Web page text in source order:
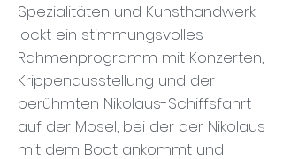
Spezialitäten und Kunsthandwerk
lockt ein stimmungsvolles
Rahmenprogramm mit Konzerten,
Krippenausstellung und der
berühmten Nikolaus-Schiffsfahrt
auf der Mosel, bei der der Nikolaus
mit dem Boot ankommt und